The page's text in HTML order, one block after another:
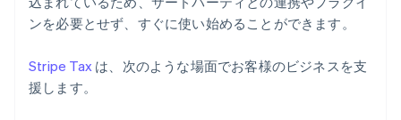
ンを必要とせず、すぐに使い始めることができます。
Stripe Tax は、次のような場面でお客様のビジネスを支
援します。
English
アメリカ
English